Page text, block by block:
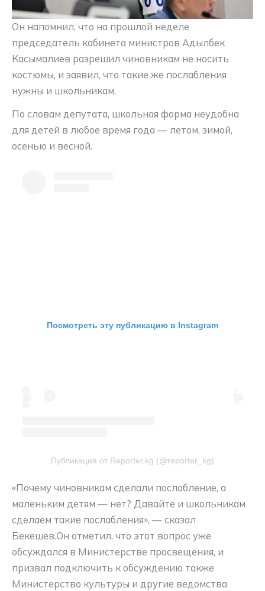
Он напомнил, что на прошлой неделе
председатель кабинета министров Адылбек
Касымалиев разрешил чиновникам не носить
костюмы, и заявил, что такие же послабления
нужны и школьникам.
По словам депутата, школьная форма неудобна
для детей в любое время года — летом, зимой,
осенью и весной.
Посмотреть эту публикацию в Instagram
Публикация от Reporter.kg (@reporter_kg)
«Почему чиновникам сделали послабление, а
маленьким детям — нет? Давайте и школьникам
сделаем такие послабления», — сказал
Бекешев.Он отметил, что этот вопрос уже
обсуждался в Министерстве просвещения, и
призвал подключить к обсуждению также
Министерство культуры и другие ведомства